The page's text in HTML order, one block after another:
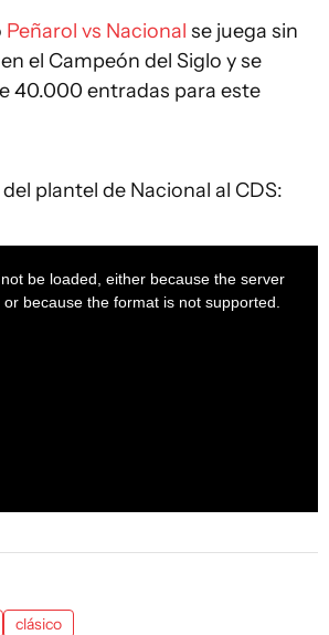
Peñarol vs Nacional se juega sin
el Campeón del Siglo y se
40.000 entradas para este
plantel de Nacional al CDS:
be loaded, either because the server
because the format is not supported.
clásico